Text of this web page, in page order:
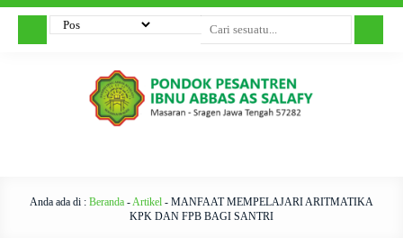
Anda ada di : Beranda - Artikel - MANFAAT MEMPELAJARI ARITMATIKA
KPK DAN FPB BAGI SANTRI